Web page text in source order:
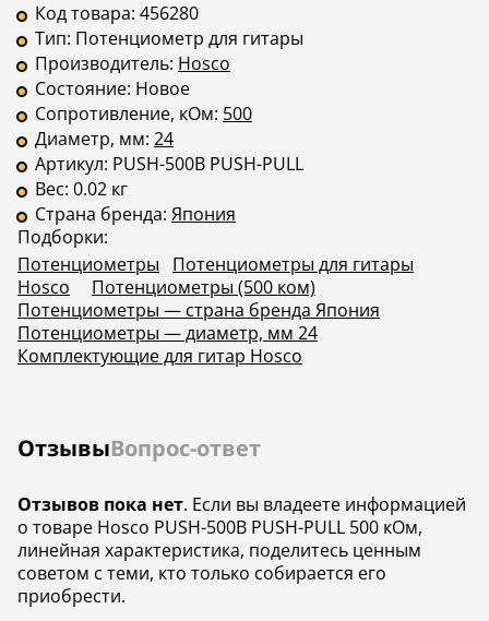
Код товара: 456280
Тип: Потенциометр для гитары
Производитель: Hosco
Состояние: Новое
Сопротивление, кОм: 500
Диаметр, мм: 24
Артикул: PUSH-500B PUSH-PULL
Вес: 0.02 кг
Страна бренда: Япония
Подборки:
Потенциометры
Потенциометры для гитары
Hosco
Потенциометры (500 ком)
Потенциометры — страна бренда Япония
Потенциометры — диаметр, мм 24
Комплектующие для гитар Hosco
ОтзывыВопрос-ответ
Отзывов пока нет. Если вы владеете информацией
о товаре Hosco PUSH-500B PUSH-PULL 500 кОм,
линейная характеристика, поделитесь ценным
советом с теми, кто только собирается его
приобрести.